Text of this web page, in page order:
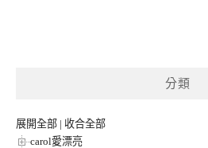
分類
展開全部 | 收合全部
carol愛漂亮